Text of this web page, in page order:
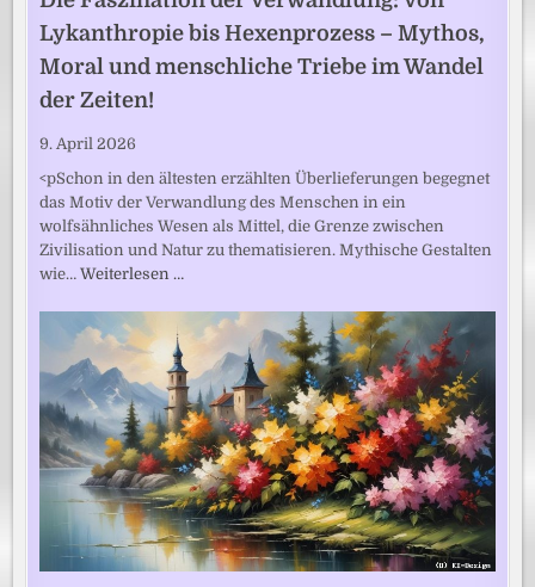
Lykanthropie bis Hexenprozess – Mythos,
Moral und menschliche Triebe im Wandel
der Zeiten!
9. April 2026
<pSchon in den ältesten erzählten Überlieferungen begegnet
das Motiv der Verwandlung des Menschen in ein
wolfsähnliches Wesen als Mittel, die Grenze zwischen
Zivilisation und Natur zu thematisieren. Mythische Gestalten
wie…Weiterlesen …